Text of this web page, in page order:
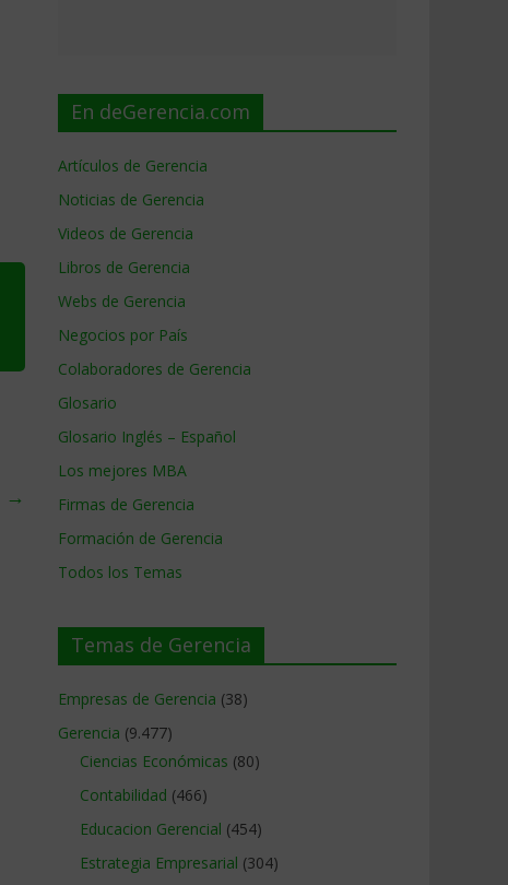
→
En deGerencia.com
Artículos de Gerencia
Noticias de Gerencia
Videos de Gerencia
Libros de Gerencia
Webs de Gerencia
Negocios por País
Colaboradores de Gerencia
Glosario
Glosario Inglés – Español
Los mejores MBA
Firmas de Gerencia
Formación de Gerencia
Todos los Temas
Temas de Gerencia
Empresas de Gerencia (38)
Gerencia (9.477)
Ciencias Económicas (80)
Contabilidad (466)
Educacion Gerencial (454)
Estrategia Empresarial (304)